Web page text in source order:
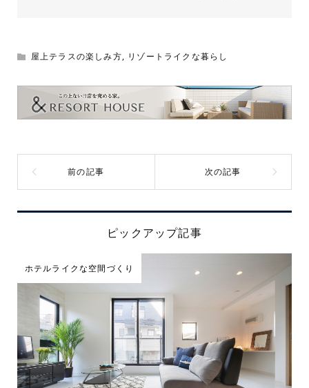
屋上テラスの楽しみ方, リゾートライクな暮らし
ピックアップ記事
ホテルライクな空間づくり